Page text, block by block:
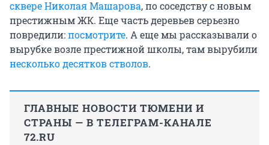
сквере Николая Машарова, по соседству с новым
престижным ЖК. Еще часть деревьев серьезно
повредили:посмотрите. А еще мы рассказывали о
вырубке возле престижной школы, там вырубили
несколько десятков стволов.
ГЛАВНЫЕ НОВОСТИ ТЮМЕНИ И
СТРАНЫ — В ТЕЛЕГРАМ-КАНАЛЕ
72.RU